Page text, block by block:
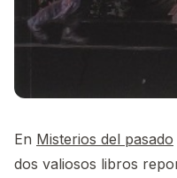
En Misterios del pasado
dos valiosos libros